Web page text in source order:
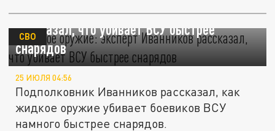
Жидкое оружие: эксперт Иванников
рассказал, что убивает ВСУ быстрее
снарядов
СВО
25 ИЮЛЯ 04:56
Подполковник Иванников рассказал, как
жидкое оружие убивает боевиков ВСУ
намного быстрее снарядов.